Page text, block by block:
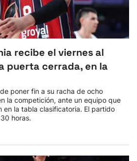
recibe el viernes al
puerta cerrada, en la
poner fin a su racha de ocho
la competición, ante un equipo que
en la tabla clasificatoria. El partido
horas.